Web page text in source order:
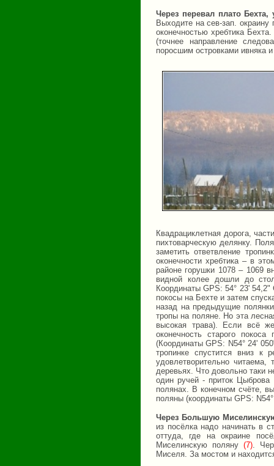
Через перевал плато
Выходите на сев-зап.
оконечностью хребтика
(точнее направление
поросшим островками ивняка
Квадрациклетная дорога,
пихтоварческую делянку.
заметить ответвление
оконечности хребтика – в
районе горушки 1078 – 1069
видной колее дошли до
Координаты GPS: 54° 23'
покосы на Бехте и затем
назад на предыдущие
тропы на поляне. Но эта
высокая трава). Если всё
оконечность старого
(Координаты GPS: N54° 24'
тропинке спустится вниз
удовлетворительно
деревьях. Что довольно таки
один ручей - приток
полянах. В конечном счёте,
поляны (координаты GPS:
Через Большую
из посёлка надо начинать в
оттуда, где на окраине
Миселинскую поляну(7) .
Миселя. За мостом и